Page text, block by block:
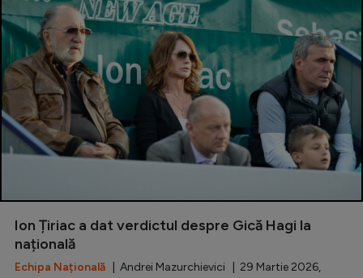
Ion Țiriac a dat verdictul despre Gică Hagi la
națională
Echipa Națională | Andrei Mazurchievici | 29 Martie 2026,